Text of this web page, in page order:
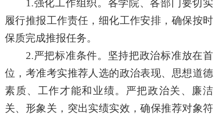
1.强化工作组织。各学院、各部门要切实
履行推报工作责任，细化工作安排，确保按时
保质完成推报任务。
2.严把标准条件。坚持把政治标准放在首
位，考准考实推荐人选的政治表现、思想道德
素质、工作才能和业绩。严把政治关、廉洁
关、形象关，突出实绩实效，确保推荐对象符